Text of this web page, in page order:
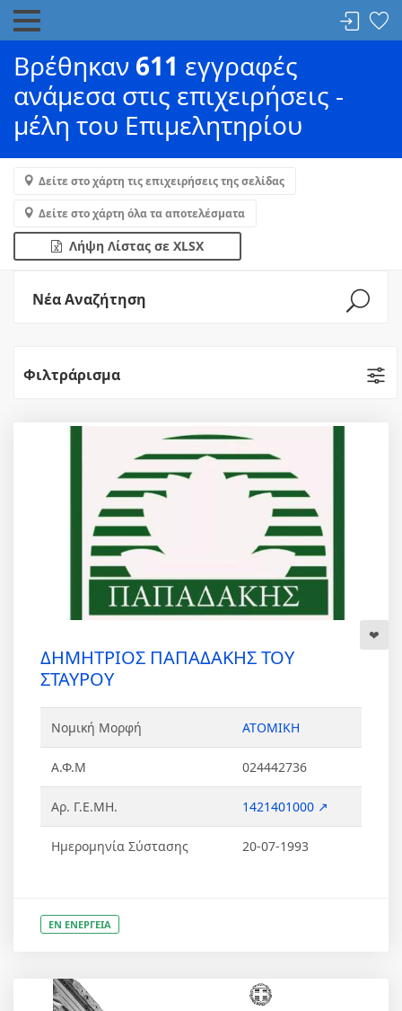
Βρέθηκαν 611 εγγραφές
ανάμεσα στις επιχειρήσεις -
μέλη του Επιμελητηρίου
Δείτε στο χάρτη τις επιχειρήσεις της σελίδας
Δείτε στο χάρτη όλα τα αποτελέσματα
Λήψη Λίστας σε XLSX
Νέα Αναζήτηση
Φιλτράρισμα
ΔΗΜΗΤΡΙΟΣ ΠΑΠΑΔΑΚΗΣ ΤΟΥ
ΣΤΑΥΡΟΥ
Νομική Μορφή ΑΤΟΜΙΚΗ
Α.Φ.Μ 024442736
Αρ. Γ.Ε.ΜΗ. 1421401000 ↗
Ημερομηνία Σύστασης 20-07-1993
ΕΝ ΕΝΕΡΓΕΙΑ